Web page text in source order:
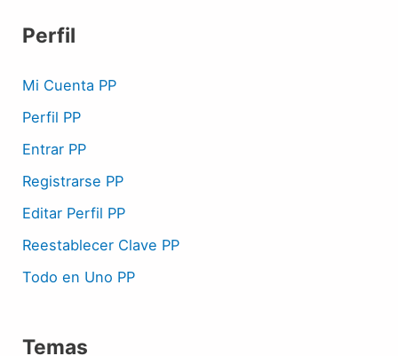
Perfil
Mi Cuenta PP
Perfil PP
Entrar PP
Registrarse PP
Editar Perfil PP
Reestablecer Clave PP
Todo en Uno PP
Temas